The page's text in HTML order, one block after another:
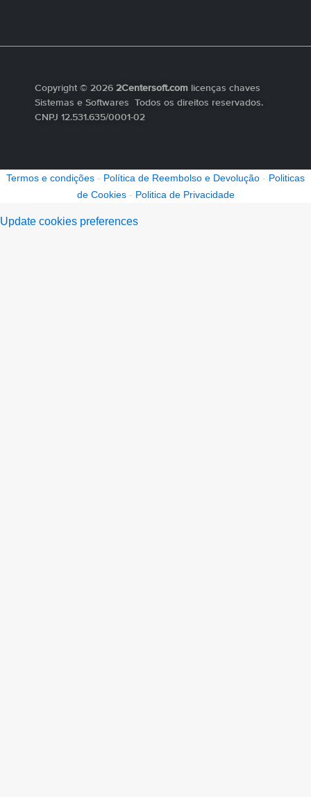
Copyright © 2026 2Centersoft.com licenças chaves
Sistemas e Softwares Todos os direitos reservados.
CNPJ 12.531.635/0001-02
Termos e condições - Política de Reembolso e Devolução - Politicas
de Cookies- Politica de Privacidade
Update cookies preferences